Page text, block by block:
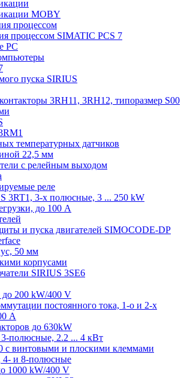
MOBY
процессом
процессом SIMATIC PCS 7
РС
пуска SIRIUS
3RH11, 3RH12, типоразмер S00
температурных датчиков
22,5 мм
с релейным выходом
реле
3RT1, 3-х полюсные, 3 ... 250 kW
до 100 A
и пуска двигателей SIMOCODE-DP
50 мм
корпусами
SIRIUS 3SE6
200 kW/400 V
постоянного тока, 1-о и 2-х
A
до 630kW
полюсные, 2.2 ... 4 кВт
c винтовыми и плоскими клеммами
4- и 8-полюсные
1000 kW/400 V